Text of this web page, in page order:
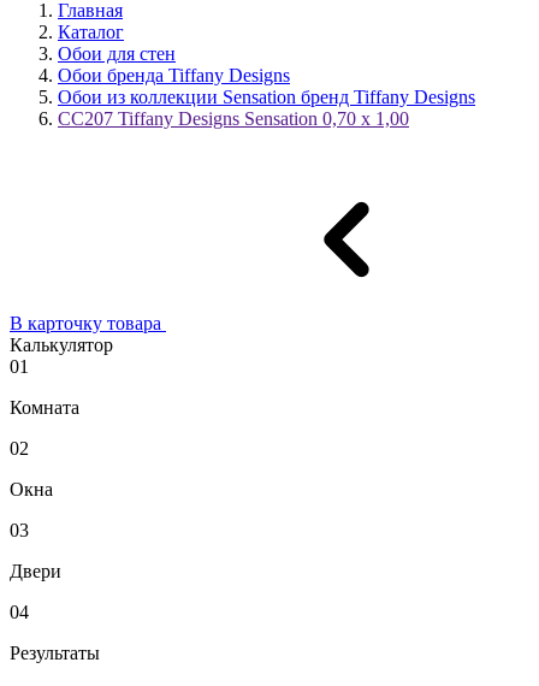
Главная
Каталог
Обои для стен
Обои бренда Tiffany Designs
Обои из коллекции Sensation бренд Tiffany Designs
CC207 Tiffany Designs Sensation 0,70 x 1,00
В карточку товара
Калькулятор
01
Комната
02
Окна
03
Двери
04
Результаты